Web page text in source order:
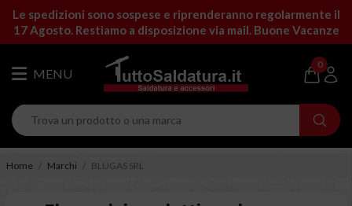
Le spedizioni sono sospese e riprenderanno regolarmente il
17 Agosto. Restiamo a disposizione via mail. Buone Vacanze
0
Home Marchi BLUGAS SRL